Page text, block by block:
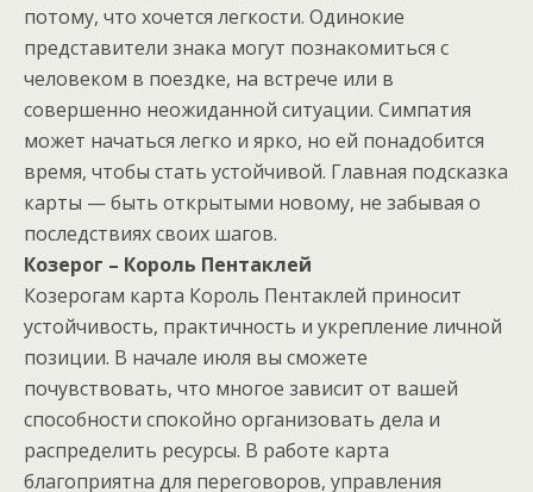
потому, что хочется легкости. Одинокие
представители знака могут познакомиться с
человеком в поездке, на встрече или в
совершенно неожиданной ситуации. Симпатия
может начаться легко и ярко, но ей понадобится
время, чтобы стать устойчивой. Главная подсказка
карты — быть открытыми новому, не забывая о
последствиях своих шагов.
Козерог – Король Пентаклей
Козерогам карта Король Пентаклей приносит
устойчивость, практичность и укрепление личной
позиции. В начале июля вы сможете
почувствовать, что многое зависит от вашей
способности спокойно организовать дела и
распределить ресурсы. В работе карта
благоприятна для переговоров, управления